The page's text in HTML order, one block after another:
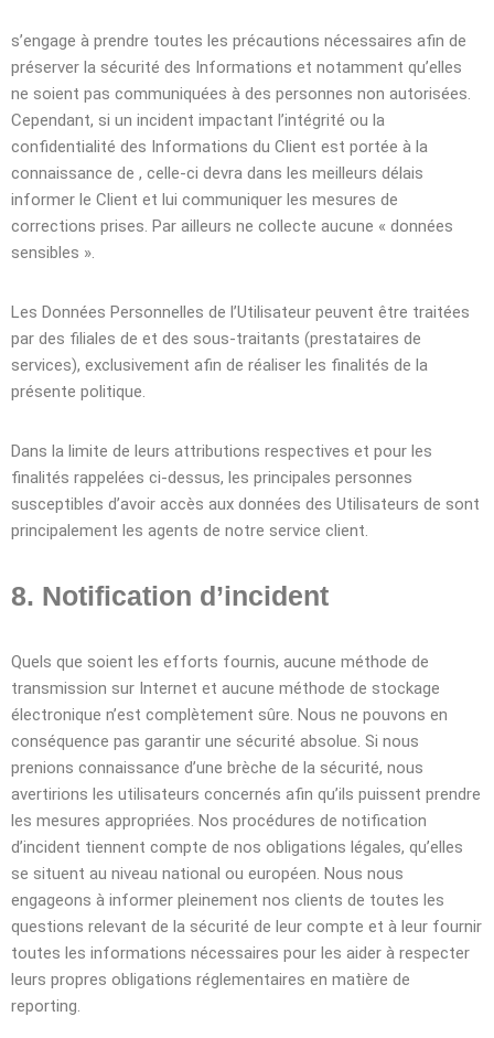
s’engage à prendre toutes les précautions nécessaires afin de
préserver la sécurité des Informations et notamment qu’elles
ne soient pas communiquées à des personnes non autorisées.
Cependant, si un incident impactant l’intégrité ou la
confidentialité des Informations du Client est portée à la
connaissance de , celle-ci devra dans les meilleurs délais
informer le Client et lui communiquer les mesures de
corrections prises. Par ailleurs ne collecte aucune « données
sensibles ».
Les Données Personnelles de l’Utilisateur peuvent être traitées
par des filiales de et des sous-traitants (prestataires de
services), exclusivement afin de réaliser les finalités de la
présente politique.
Dans la limite de leurs attributions respectives et pour les
finalités rappelées ci-dessus, les principales personnes
susceptibles d’avoir accès aux données des Utilisateurs de sont
principalement les agents de notre service client.
8. Notification d’incident
Quels que soient les efforts fournis, aucune méthode de
transmission sur Internet et aucune méthode de stockage
électronique n’est complètement sûre. Nous ne pouvons en
conséquence pas garantir une sécurité absolue. Si nous
prenions connaissance d’une brèche de la sécurité, nous
avertirions les utilisateurs concernés afin qu’ils puissent prendre
les mesures appropriées. Nos procédures de notification
d’incident tiennent compte de nos obligations légales, qu’elles
se situent au niveau national ou européen. Nous nous
engageons à informer pleinement nos clients de toutes les
questions relevant de la sécurité de leur compte et à leur fournir
toutes les informations nécessaires pour les aider à respecter
leurs propres obligations réglementaires en matière de
reporting.